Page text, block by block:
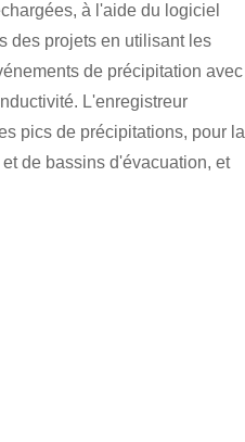
à l'aide du logiciel
des projets en utilisant les
de précipitation avec
L'enregistreur
pics de précipitations, pour la
de bassins d'évacuation, et